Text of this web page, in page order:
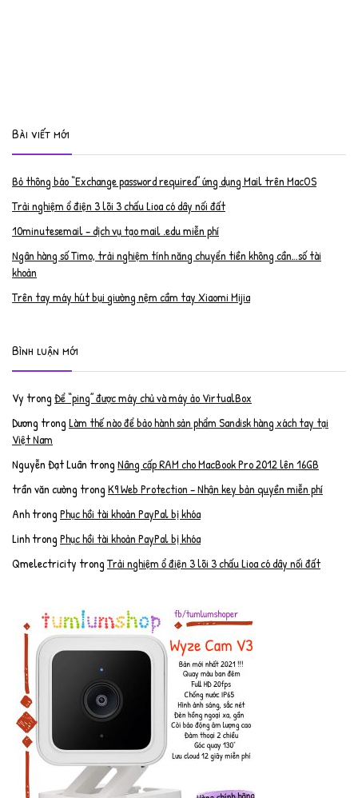
Bài viết mới
Bỏ thông báo “Exchange password required” ứng dụng Mail trên MacOS
Trải nghiệm ổ điện 3 lõi 3 chấu Lioa có dây nối đất
10minutesemail – dịch vụ tạo mail .edu miễn phí
Ngân hàng số Timo, trải nghiệm tính năng chuyển tiền không cần…số tài
khoản
Trên tay máy hút bụi giường nệm cầm tay Xiaomi Mijia
Bình luận mới
Vy trongĐể “ping” được máy chủ và máy ảo VirtualBox
Dương trongLàm thế nào để bảo hành sản phẩm Sandisk hàng xách tay tại
Việt Nam
Nguyễn Đạt Luân trongNâng cấp RAM cho MacBook Pro 2012 lên 16GB
trần văn cường trongK9 Web Protection – Nhận key bản quyền miễn phí
AnhtrongPhục hồi tài khoản PayPal bị khóa
LinhtrongPhục hồi tài khoản PayPal bị khóa
Qmelectricity trongTrải nghiệm ổ điện 3 lõi 3 chấu Lioa có dây nối đất